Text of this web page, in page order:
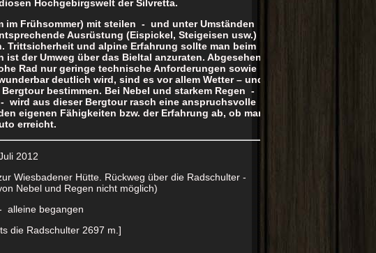
Hochgebirgswelt der Silvretta.
im Frühsommer) mit steilen - und unter Umständen
Ausrüstung (Eispickel, Steigeisen usw.)
Trittsicherheit und alpine Erfahrung sollte man beim
der Umweg über das Bieltal anzuraten. Abgesehen
Rad nur geringe technische Anforderungen sowie
deutlich wird, sind es vor allem Wetter – und
bestimmen. Bei Nebel und starkem Regen -
wird aus dieser Bergtour rasch eine anspruchsvolle
eigenen Fähigkeiten bzw. der Erfahrung ab, ob man
erreicht.
2012
Wiesbadener Hütte. Rückweg über die Radschulter -
Nebel und Regen nicht möglich)
alleine begangen
die Radschulter 2697 m.]